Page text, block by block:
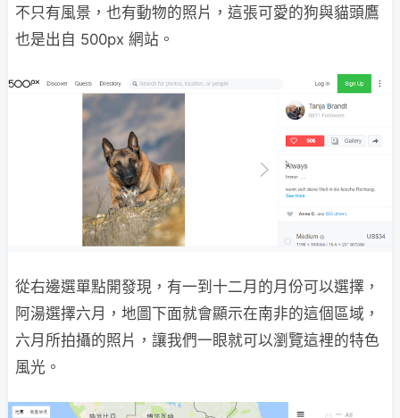
不只有風景，也有動物的照片，這張可愛的狗與貓頭鷹
也是出自 500px 網站。
從右邊選單點開發現，有一到十二月的月份可以選擇，
阿湯選擇六月，地圖下面就會顯示在南非的這個區域，
六月所拍攝的照片，讓我們一眼就可以瀏覽這裡的特色
風光。